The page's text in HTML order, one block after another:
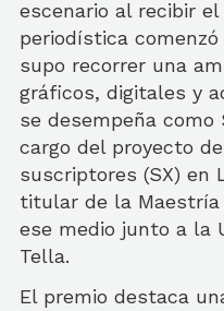
escenario al recibir
periodística
supo recorrer una
gráficos, digitales y
se desempeña como
cargo del proyecto
suscriptores (SX) en
titular de la Maestría
ese medio junto a la
Tella.
El premio destaca